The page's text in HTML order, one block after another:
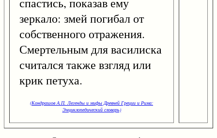
зеркало: змей погибал от
собственного отражения.
Смертельным для василиска
считался также взгляд или
крик петуха.
(Кондрашов А.П. Легенды и мифы Древней Греции и Рима:
Энциклопедический словарь)